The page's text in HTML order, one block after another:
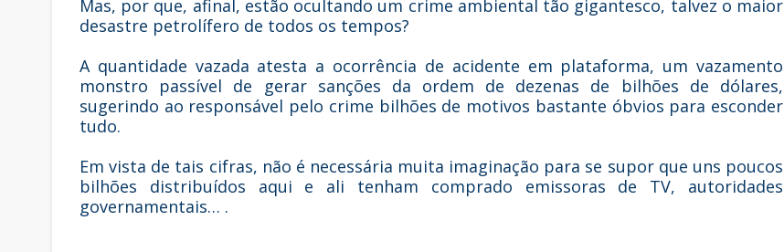
Mas, por que, afinal, estão ocultando um crime ambiental tão gigantesco, talvez o maior
desastre petrolífero de todos os tempos?
A quantidade vazada atesta a ocorrência de acidente em plataforma, um vazamento
monstro passível de gerar sanções da ordem de dezenas de bilhões de dólares,
sugerindo ao responsável pelo crime bilhões de motivos bastante óbvios para esconder
tudo.
Em vista de tais cifras, não é necessária muita imaginação para se supor que uns poucos
bilhões distribuídos aqui e ali tenham comprado emissoras de TV, autoridades
governamentais… .